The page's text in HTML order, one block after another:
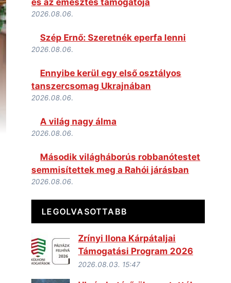
2026.08.06.
Szép Ernő: Szeretnék eperfa lenni
2026.08.06.
Ennyibe kerül egy első osztályos
tanszercsomag Ukrajnában
2026.08.06.
A világ nagy álma
2026.08.06.
Második világháborús robbanótestet
semmisítettek meg a Rahói járásban
2026.08.06.
LEGOLVASOTTABB
Zrínyi Ilona Kárpátaljai
Támogatási Program 2026
2026.08.03. 15:47